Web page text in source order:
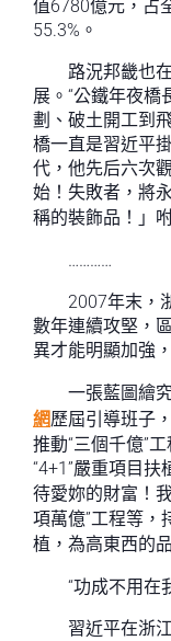
值6780億元，占
55.3%。
路況邦畿也
展。“公鐵年夜橋
劃、破土開工到
橋一直是習近平
代，他先后六次
始！失敗者，將
稱的裝飾品！」
…………
2007年末，
數年連續攻堅，
異才能明顯加強
一張藍圖繪
網歷屆引導班子
推動“三個千億”
“4+1”嚴重項目
待愛妳的財富！
項萬億”工程等，
植，為高東西的
“功成不用在
習近平在浙